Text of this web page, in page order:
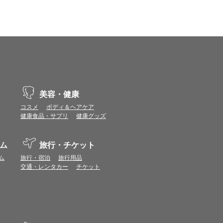
が使用できる環境でご利用ください。
トまたは表示ポイント数をプレミアムポイ
。
があります。ポイント付与時期はショップご
ましては表示ポイント数と付与ポイント数
トは付きません。
ならない場合があります。
。
から再度ショップへアクセスしてください。
。
起動して、その後ブラウザのショップサイ
美容・健康
コスメ
ボディ＆ヘアケア
健康食品・サプリ
健康グッズ
旅行・チケット
旅行・宿泊
旅行用品
交通・レンタカー
チケット